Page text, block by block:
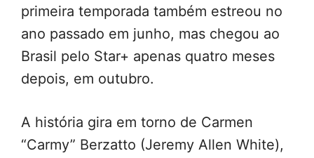
primeira temporada também estreou no
ano passado em junho, mas chegou ao
Brasil pelo Star+ apenas quatro meses
depois, em outubro.
A história gira em torno de Carmen
“Carmy” Berzatto (Jeremy Allen White),